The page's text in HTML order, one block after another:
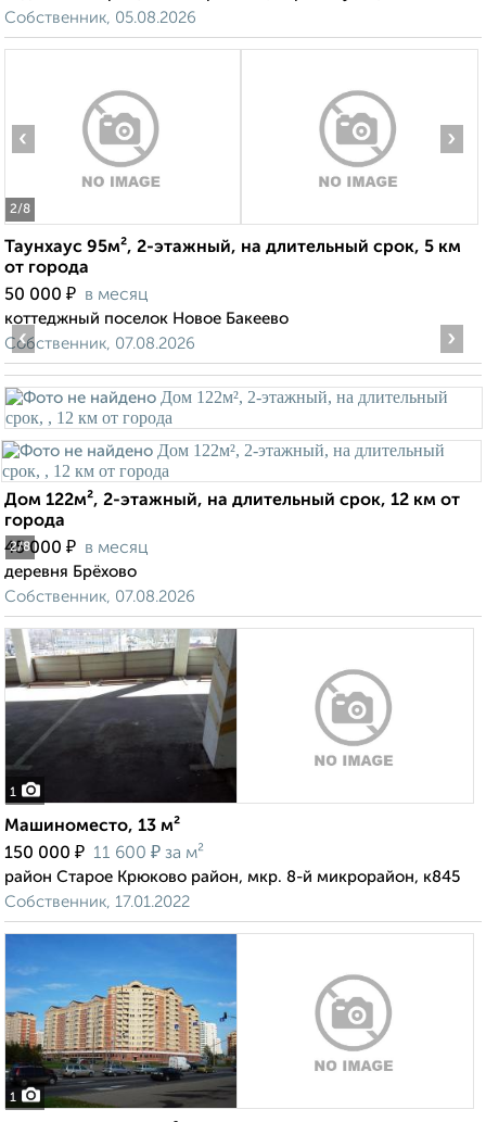
Собственник, 05.08.2026
2/8
‹ ›
Таунхаус 95м², 2-этажный, на длительный срок, 5 км
от города
50 000 ₽ в месяц
коттеджный поселок Новое Бакеево
Собственник, 07.08.2026
2/8
‹ ›
Дом 122м², 2-этажный, на длительный срок, 12 км от
города
45 000 ₽ в месяц
деревня Брёхово
Собственник, 07.08.2026
1
Машиноместо, 13 м²
150 000 ₽ 11 600 ₽ за м²
район Старое Крюково район, мкр. 8-й микрорайон, к845
Собственник, 17.01.2022
1